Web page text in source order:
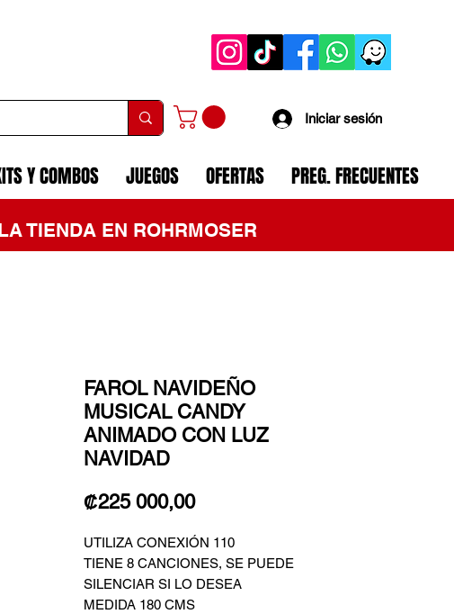
Iniciar sesión
Y COMBOS JUEGOS OFERTAS PREG. FRECUENTES
TIENDA EN ROHRMOSER
FAROL NAVIDEÑO
MUSICAL CANDY
ANIMADO CON LUZ
NAVIDAD
₡225 000,00Precio
UTILIZA CONEXIÓN 110
TIENE 8 CANCIONES, SE PUEDE
SILENCIAR SI LO DESEA
MEDIDA 180 CMS